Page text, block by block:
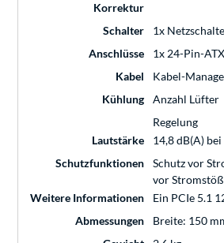
Korrektur
Schalter
1x
Anschlüsse
1x 24-Pin-
Kabel
Kabel-
Kühlung
Anzahl Lüfter
Regelung
Lautstärke
14,8 dB(A)
Schutzfunktionen
Schutz vor
vor
Weitere Informationen
Ein PCIe 5.1
Abmessungen
Breite: 150